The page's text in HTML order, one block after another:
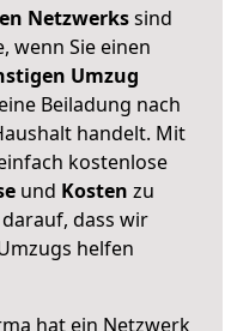
Netzwerkssind
wenn Sie einen
Umzug
Beiladung nach
handelt. Mit
kostenlose
und Kosten zu
darauf, dass wir
helfen
hat ein Netzwerk